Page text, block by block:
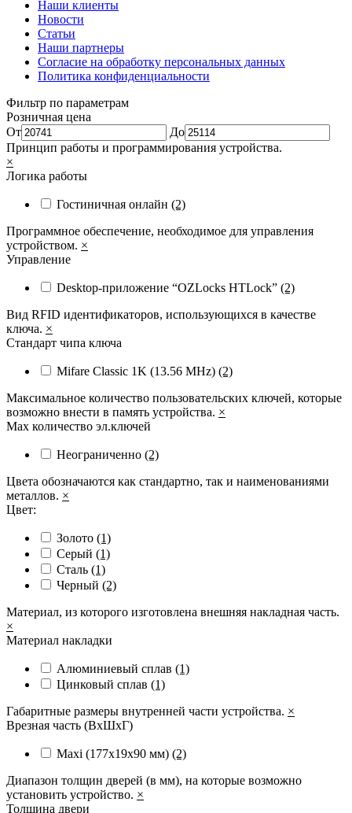
Наши клиенты
Новости
Статьи
Наши партнеры
Согласие на обработку персональных данных
Политика конфиденциальности
Фильтр по параметрам
Розничная цена
От
До
Принцип работы и программирования устройства.
×
Логика работы
Гостиничная онлайн (2)
Программное обеспечение, необходимое для управления
устройством. ×
Управление
Desktop-приложение “OZLocks HTLock” (2)
Вид RFID идентификаторов, использующихся в качестве
ключа. ×
Стандарт чипа ключа
Mifare Classic 1K (13.56 MHz) (2)
Максимальное количество пользовательских ключей, которые
возможно внести в память устройства. ×
Max количество эл.ключей
Неограниченно (2)
Цвета обозначаются как стандартно, так и наименованиями
металлов. ×
Цвет:
Золото (1)
Серый (1)
Сталь (1)
Черный (2)
Материал, из которого изготовлена внешняя накладная часть.
×
Материал накладки
Алюминиевый сплав (1)
Цинковый сплав (1)
Габаритные размеры внутренней части устройства. ×
Врезная часть (ВхШхГ)
Maxi (177х19х90 мм) (2)
Диапазон толщин дверей (в мм), на которые возможно
установить устройство. ×
Толщина двери